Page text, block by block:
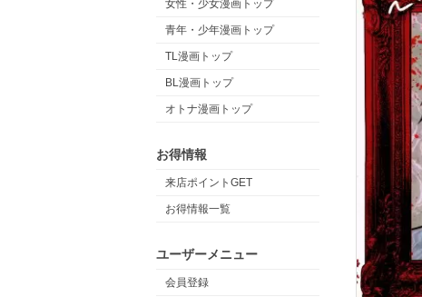
女性・少女漫画トップ
青年・少年漫画トップ
TL漫画トップ
BL漫画トップ
オトナ漫画トップ
お得情報
来店ポイントGET
お得情報一覧
ユーザーメニュー
会員登録